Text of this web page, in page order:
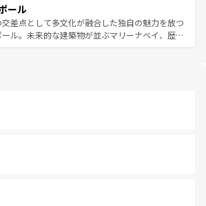
しい。
候は一年中温暖で、どの季節にも異なる楽しみ
いる。親しみやすいタイの人々、仏教を中心とし
して多様な観光資源が、訪れる旅人を魅了し続
訪れても感動するはず。観光スポットが密集し
効率よく見どころを回れるのも魅力。息をのむよ
ら文化的な体験まで、香港を存分に楽しみ尽く
ール
交差点として多文化が融合した独自の魅力を放つ
ル。未来的な建築物が並ぶマリーナベイ、歴史
ーズは地元の風情を楽しめる外せないスポット